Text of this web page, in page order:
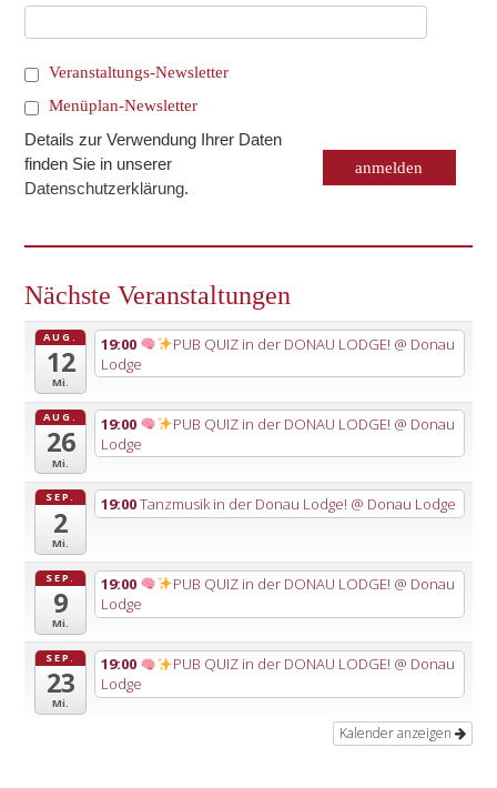
Veranstaltungs-Newsletter
Menüplan-Newsletter
Details zur Verwendung Ihrer Daten
finden Sie in unserer
Datenschutzerklärung.
Nächste Veranstaltungen
AUG.
12
Mi.
19:00 PUB QUIZ in der DONAU LODGE! @ Donau
Lodge
AUG.
26
Mi.
19:00 PUB QUIZ in der DONAU LODGE! @ Donau
Lodge
SEP.
2
Mi.
19:00Tanzmusik in der Donau Lodge! @ Donau Lodge
SEP.
9
Mi.
19:00 PUB QUIZ in der DONAU LODGE! @ Donau
Lodge
SEP.
23
Mi.
19:00 PUB QUIZ in der DONAU LODGE! @ Donau
Lodge
Kalender anzeigen